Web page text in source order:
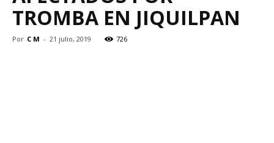
TROMBA EN JIQUILPAN
Por C M - 21 julio, 2019 726